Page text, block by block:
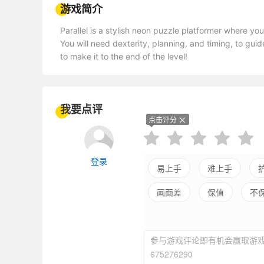
游戏简介
Parallel is a stylish neon puzzle platformer where
You will need dexterity, planning, and timing, to
to make it to the end of the level!
我要点评
登录
点击评分
易上手 难上手
画面差 保值 不
参与游戏评论即有机会赢取游
675276290